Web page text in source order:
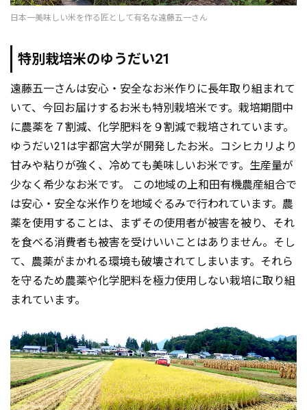
日本一美味しい米を作る匠として有名な遠藤五一さん
特別栽培米のゆうだい21
遠藤五一さんは安心・安全なお米作りに長年取り組まれて
いて、今回お届けするお米も特別栽培米です。栽培期間中
に農薬を７割減、化学肥料を９割減で栽培されています。
ゆうだい21は宇都宮大学が開発したお米。コシヒカリより
甘みや粘りが強く、冷めても美味しいお米です。生産量が
少なく希少なお米です。 この地域の上和田有機農産組合で
は安心・安全な米作りを地域ぐるみで行われています。農
薬を使用することは、まずその使用者が被害を被り、それ
を食べる消費者も被害を受けいいことはありません。そし
て、農薬がまかれる環境も破壊されてしまいます。それら
を守るため農薬や化学肥料を極力使用しない栽培に取り組
まれています。